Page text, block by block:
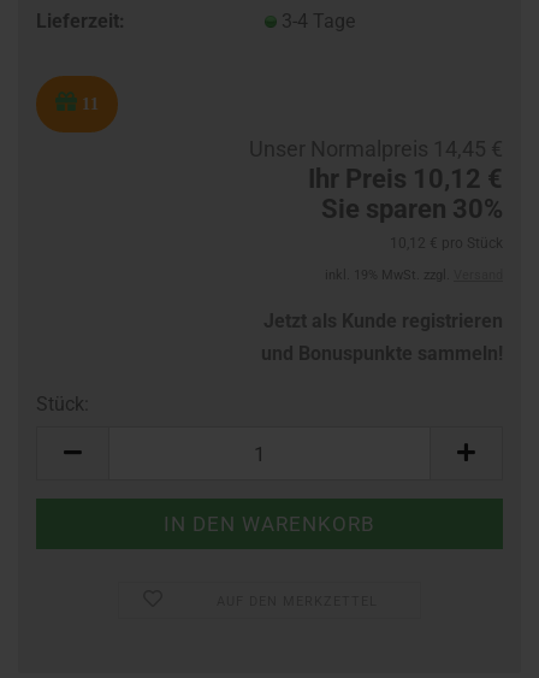
Ab dem 17.08.2026 versenden wir wieder wie gewohnt. Aufgrund des
Lieferzeit:
3-4 Tage
11
Ihr Preis 10,12 €
Sie sparen 30%
Stück: